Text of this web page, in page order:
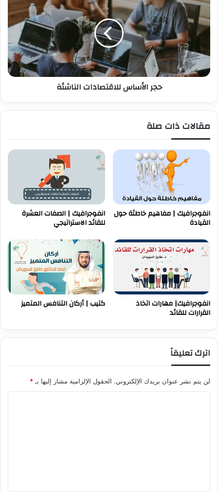
حجر الأساس للاقتصادات الناشئة
مقالات ذات صلة
انفوجرافيك | مفاهيم خاطئة حول
القيادة
انفوجرافيك | الصفات العشرة
للقائد الاستراتيجي
انفوجرافيك| مهارات اتخاذ
القرارات للقائد
كتيب | أركان التنافس المتميز
اترك تعليقاً
لن يتم نشر عنوان بريدك الإلكتروني. الحقول الإلزامية مشار إليها بـ *